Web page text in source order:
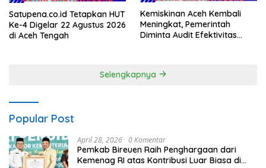
Satupena.co.id Tetapkan HUT
Ke-4 Digelar 22 Agustus 2026
di Aceh Tengah
Kemiskinan Aceh Kembali
Meningkat, Pemerintah
Diminta Audit Efektivitas
Selengkapnya
Popular Post
April 28, 2026 0 Komentar
Pemkab Bireuen Raih Penghargaan dari
Kemenag RI atas Kontribusi Luar Biasa di